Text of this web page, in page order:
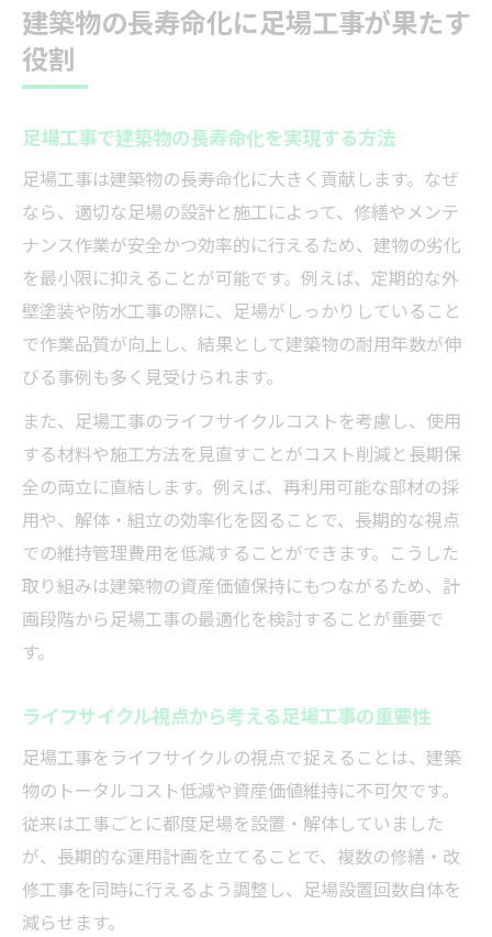
長期保全に欠かせない足場工事のポイント
効率的なライフサイクル計画と足場工事の関係
足場工事を活用した効率的な計画立案の秘
訣
ライフサイクルコスト計算と足場工事の最
適化
足場工事で実現する工期短縮と効率化のコ
ツ
建築物の維持管理に役立つ足場工事の計画
法
足場工事費用の見える化で無駄を省く方法
足場工事費削減を目指す戦略的アプローチ
足場工事費削減のための計画段階の工夫と
は
複数工事同時進行による足場工事費の最適
化
戦略
選択肢
足場工事費削減に効く建物設計のポイント
ライフサイクルコストで差がつく足場工事の工
夫
足場工事の工夫がライフサイクルコストを
建築物の長寿命化に足場工事が果たす
役割
足場工事で建築物の長寿命化を実現する方法
足場工事は建築物の長寿命化に大きく貢献します。なぜ
なら、適切な足場の設計と施工によって、修繕やメンテ
ナンス作業が安全かつ効率的に行えるため、建物の劣化
を最小限に抑えることが可能です。例えば、定期的な外
壁塗装や防水工事の際に、足場がしっかりしていること
で作業品質が向上し、結果として建築物の耐用年数が伸
びる事例も多く見受けられます。
また、足場工事のライフサイクルコストを考慮し、使用
する材料や施工方法を見直すことがコスト削減と長期保
全の両立に直結します。例えば、再利用可能な部材の採
用や、解体・組立の効率化を図ることで、長期的な視点
での維持管理費用を低減することができます。こうした
取り組みは建築物の資産価値保持にもつながるため、計
画段階から足場工事の最適化を検討することが重要で
す。
ライフサイクル視点から考える足場工事の重要性
足場工事をライフサイクルの視点で捉えることは、建築
物のトータルコスト低減や資産価値維持に不可欠です。
従来は工事ごとに都度足場を設置・解体していました
が、長期的な運用計画を立てることで、複数の修繕・改
修工事を同時に行えるよう調整し、足場設置回数自体を
減らせます。